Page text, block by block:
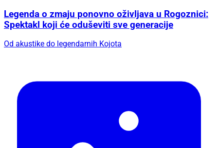
Legenda o zmaju ponovno oživljava u Rogoznici:
Spektakl koji će oduševiti sve generacije
Od akustike do legendarnih Kojota